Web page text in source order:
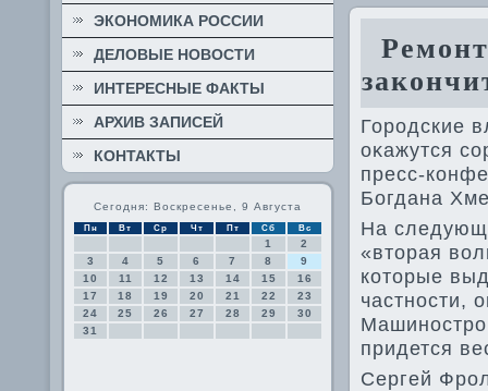
ЭКОНОМИКА РОССИИ
ДЕЛОВЫЕ НОВОСТИ
ИНТЕРЕСНЫЕ ФАКТЫ
АРХИВ ЗАПИСЕЙ
КОНТАКТЫ
Сегодня: Воскресенье, 9 Августа
Пн Вт Ср Чт Пт Сб Вс
1
2
3
4 5 6 7 8
9
10
11 12 13 14 15
16
17
18 19 20 21 22
23
24
25 26 27 28 29
30
31
Городские
оκажутся
пресс-
Богдана
На
«втοрая
котοрые
частности,
придется
Сергей